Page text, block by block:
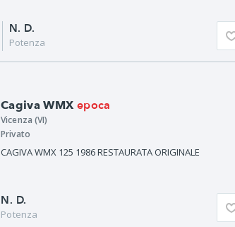
N. D.
Potenza
Cagiva WMX epoca
Vicenza (VI)
Privato
CAGIVA WMX 125 1986 RESTAURATA ORIGINALE
N. D.
Potenza